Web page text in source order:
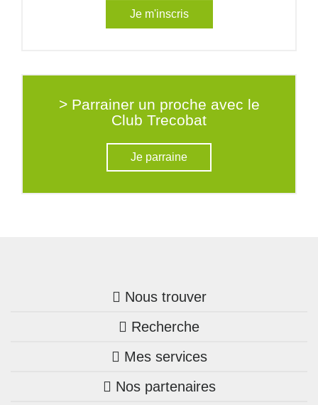
Je m'inscris
> Parrainer un proche avec le
Club Trecobat
Je parraine
Nous trouver
Trouver une agence
Bretagne
Pays de la Loire
Recherche
Nos annonces
Maison + terrain
Mes services
Mon compte Trecobois
Nos partenaires